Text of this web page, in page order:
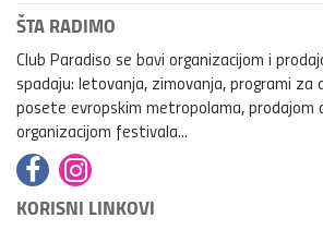
ŠTA RADIMO
Club Paradiso se bavi organizacijom i
spadaju: letovanja, zimovanja, programi za
posete evropskim metropolama, prodajom
organizacijom festivala...
KORISNI LINKOVI